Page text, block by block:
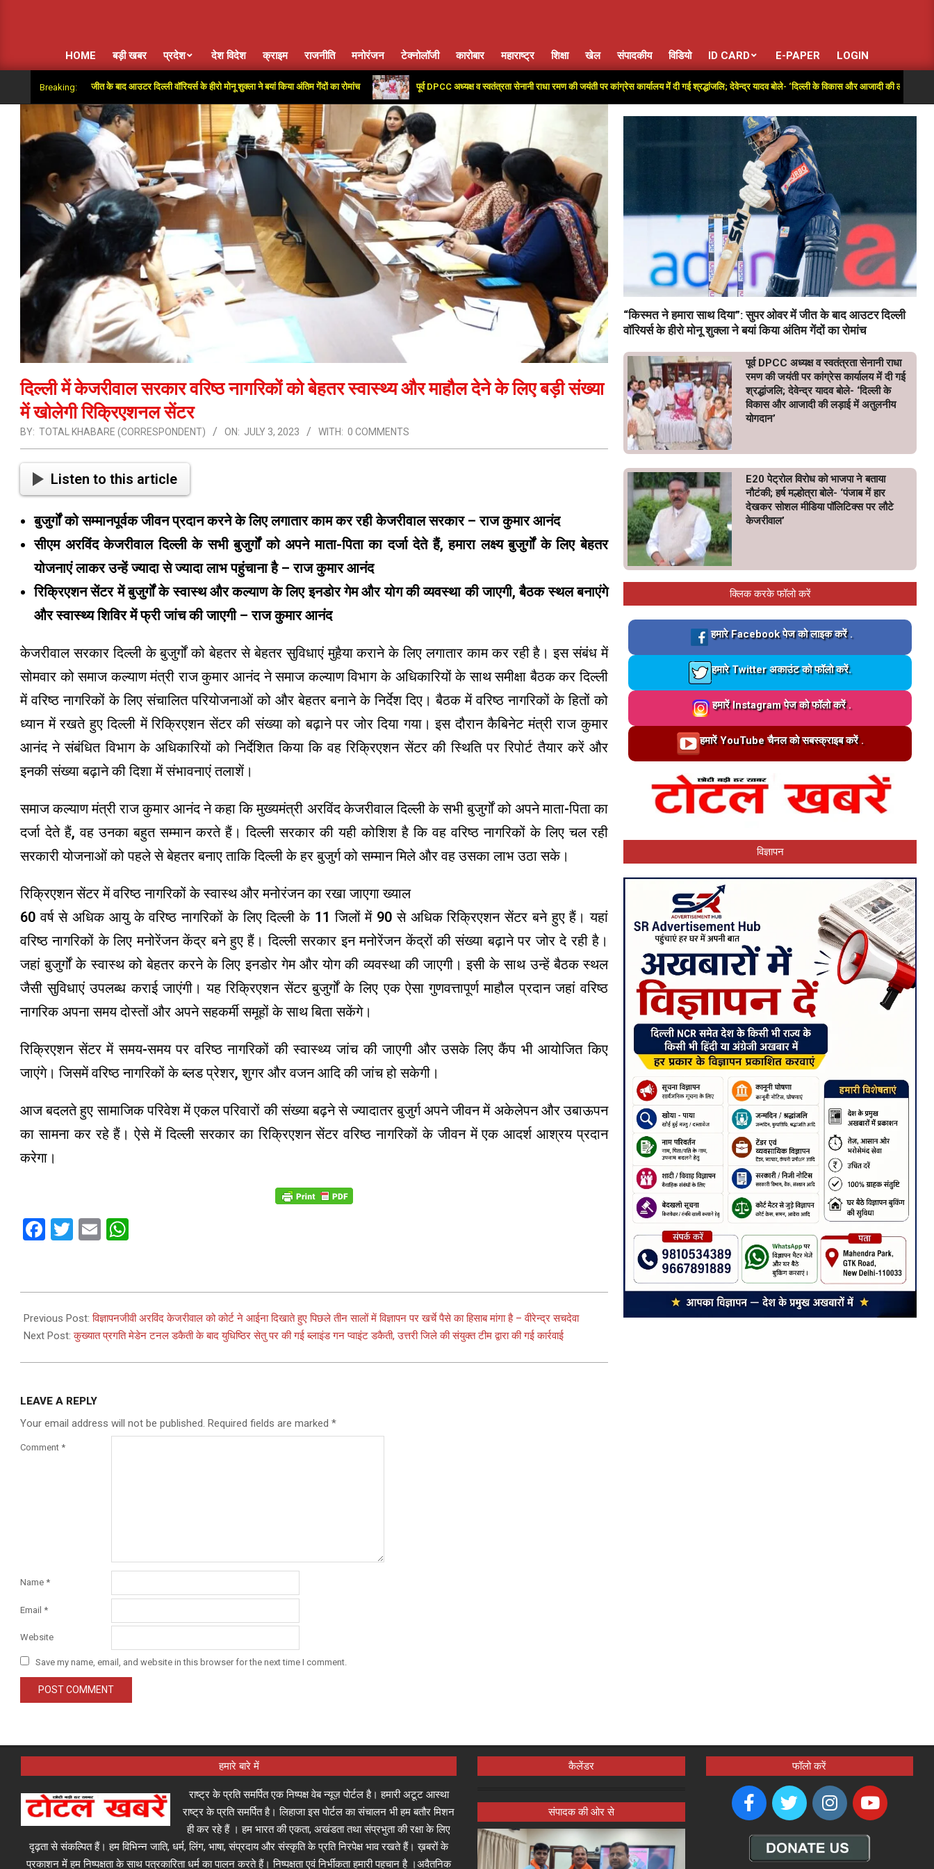
Primary
Navigation
HOME बड़ी खबर प्रदेश देश विदेश क्राइम राजनीति मनोरंजन टेक्नोलॉजी कारोबार महाराष्ट्र शिक्षा खेल संपादकीय विडियो ID CARD E-PAPER LOGIN
Breaking:
सुपर ओवर में जीत के बाद आउटर दिल्ली वॉरियर्स के हीरो मोनू शुक्ला ने बयां किया अंतिम गेंदों का रोमांच पूर्व DPCC अध्यक्ष व स्वतंत्रता सेनानी राधा रमण की जयंती पर कांग्रेस कार्यालय में दी गई श्रद्धांजलि; देवेन्द्र यादव बोले- ‘दिल्ली के विकास और आजादी की लड़ाई में अतुलनीय
दिल्ली में केजरीवाल सरकार वरिष्ठ नागरिकों को बेहतर स्वास्थ्य और माहौल देने के लिए बड़ी संख्या
में खोलेगी रिक्रिएशनल सेंटर
BY: TOTAL KHABARE (CORRESPONDENT) ON: JULY 3, 2023 WITH: 0 COMMENTS
Listen to this article
बुजुर्गों को सम्मानपूर्वक जीवन प्रदान करने के लिए लगातार काम कर रही केजरीवाल सरकार – राज कुमार आनंद
सीएम अरविंद केजरीवाल दिल्ली के सभी बुजुर्गों को अपने माता-पिता का दर्जा देते हैं, हमारा लक्ष्य बुजुर्गों के लिए बेहतर
योजनाएं लाकर उन्हें ज्यादा से ज्यादा लाभ पहुंचाना है – राज कुमार आनंद
रिक्रिएशन सेंटर में बुजुर्गों के स्वास्थ और कल्याण के लिए इनडोर गेम और योग की व्यवस्था की जाएगी, बैठक स्थल बनाएंगे
और स्वास्थ्य शिविर में फ्री जांच की जाएगी – राज कुमार आनंद
केजरीवाल सरकार दिल्ली के बुजुर्गों को बेहतर से बेहतर सुविधाएं मुहैया कराने के लिए लगातार काम कर रही है। इस संबंध में
सोमवार को समाज कल्याण मंत्री राज कुमार आनंद ने समाज कल्याण विभाग के अधिकारियों के साथ समीक्षा बैठक कर दिल्ली
में वरिष्ठ नागरिकों के लिए संचालित परियोजनाओं को और बेहतर बनाने के निर्देश दिए। बैठक में वरिष्ठ नागरिकों के हितों को
ध्यान में रखते हुए दिल्ली में रिक्रिएशन सेंटर की संख्या को बढ़ाने पर जोर दिया गया। इस दौरान कैबिनेट मंत्री राज कुमार
आनंद ने संबंधित विभाग के अधिकारियों को निर्देशित किया कि वह रिक्रिएशन सेंटर की स्थिति पर रिपोर्ट तैयार करें और
इनकी संख्या बढ़ाने की दिशा में संभावनाएं तलाशें।
समाज कल्याण मंत्री राज कुमार आनंद ने कहा कि मुख्यमंत्री अरविंद केजरीवाल दिल्ली के सभी बुजुर्गों को अपने माता-पिता का
दर्जा देते हैं, वह उनका बहुत सम्मान करते हैं। दिल्ली सरकार की यही कोशिश है कि वह वरिष्ठ नागरिकों के लिए चल रही
सरकारी योजनाओं को पहले से बेहतर बनाए ताकि दिल्ली के हर बुजुर्ग को सम्मान मिले और वह उसका लाभ उठा सके।
रिक्रिएशन सेंटर में वरिष्ठ नागरिकों के स्वास्थ और मनोरंजन का रखा जाएगा ख्याल
60 वर्ष से अधिक आयु के वरिष्ठ नागरिकों के लिए दिल्ली के 11 जिलों में 90 से अधिक रिक्रिएशन सेंटर बने हुए हैं। यहां
वरिष्ठ नागरिकों के लिए मनोरेंजन केंद्र बने हुए हैं। दिल्ली सरकार इन मनोरेंजन केंद्रों की संख्या बढ़ाने पर जोर दे रही है।
जहां बुजुर्गों के स्वास्थ को बेहतर करने के लिए इनडोर गेम और योग की व्यवस्था की जाएगी। इसी के साथ उन्हें बैठक स्थल
जैसी सुविधाएं उपलब्ध कराई जाएंगी। यह रिक्रिएशन सेंटर बुजुर्गों के लिए एक ऐसा गुणवत्तापूर्ण माहौल प्रदान जहां वरिष्ठ
नागरिक अपना समय दोस्तों और अपने सहकर्मी समूहों के साथ बिता सकेंगे।
रिक्रिएशन सेंटर में समय-समय पर वरिष्ठ नागरिकों की स्वास्थ्य जांच की जाएगी और उसके लिए कैंप भी आयोजित किए
जाएंगे। जिसमें वरिष्ठ नागरिकों के ब्लड प्रेशर, शुगर और वजन आदि की जांच हो सकेगी।
आज बदलते हुए सामाजिक परिवेश में एकल परिवारों की संख्या बढ़ने से ज्यादातर बुजुर्ग अपने जीवन में अकेलेपन और उबाऊपन
का सामना कर रहे हैं। ऐसे में दिल्ली सरकार का रिक्रिएशन सेंटर वरिष्ठ नागरिकों के जीवन में एक आदर्श आश्रय प्रदान
करेगा।
Facebook
Twitter
Email
07-
03
Previous Post:विज्ञापनजीवी अरविंद केजरीवाल को कोर्ट ने आईना दिखाते हुए पिछले तीन सालों में विज्ञापन पर खर्चे पैसे का हिसाब मांगा है – वीरेन्द्र सचदेवा
Next Post:कुख्यात प्रगति मेडेन टनल डकैती के बाद युधिष्ठिर सेतु पर की गई ब्लाइंड गन प्वाइंट डकैती, उत्तरी जिले की संयुक्त टीम द्वारा की गई कार्रवाई
LEAVE A REPLY
Your email address will not be published. Required fields are marked *
Comment *
Name *
Email *
Website
Save my name, email, and website in this browser for the next time I comment.
“किस्मत ने हमारा साथ दिया”: सुपर ओवर में जीत के बाद आउटर दिल्ली
वॉरियर्स के हीरो मोनू शुक्ला ने बयां किया अंतिम गेंदों का रोमांच
पूर्व DPCC अध्यक्ष व स्वतंत्रता सेनानी राधा
रमण की जयंती पर कांग्रेस कार्यालय में दी गई
श्रद्धांजलि; देवेन्द्र यादव बोले- ‘दिल्ली के
विकास और आजादी की लड़ाई में अतुलनीय
योगदान’
E20 पेट्रोल विरोध को भाजपा ने बताया
नौटंकी; हर्ष मल्होत्रा बोले- ‘पंजाब में हार
देखकर सोशल मीडिया पॉलिटिक्स पर लौटे
केजरीवाल’
क्लिक करके फॉलो करें
Loading…
हमारे Facebook पेज को लाइक करें .
Loading…
हमारे Twitter अकाउंट को फॉलो करें.
Loading…
हमारें Instagram पेज को फॉलो करें .
Loading…हमारें YouTube चैनल को सबस्क्राइब करें .
विज्ञापन
हमारे बारे में
राष्ट्र के प्रति समर्पित एक निष्पक्ष वेब न्यूज़ पोर्टल है। हमारी अटूट आस्था
राष्ट्र के प्रति समर्पित है। लिहाजा इस पोर्टल का संचालन भी हम बतौर मिशन
ही कर रहे हैं । हम भारत की एकता, अखंडता तथा संप्रभुता की रक्षा के लिए
दृढ़ता से संकल्पित हैं। हम विभिन्न जाति, धर्म, लिंग, भाषा, संप्रदाय और संस्कृति के प्रति निरपेक्ष भाव रखते हैं। ख़बरों के
प्रकाशन में हम निष्पक्षता के साथ पत्रकारिता धर्म का पालन करते हैं। निष्पक्षता एवं निर्भीकता हमारी पहचान है ।अवैतनिक
कैलेंडर
संपादक की ओर से
फॉलो करें